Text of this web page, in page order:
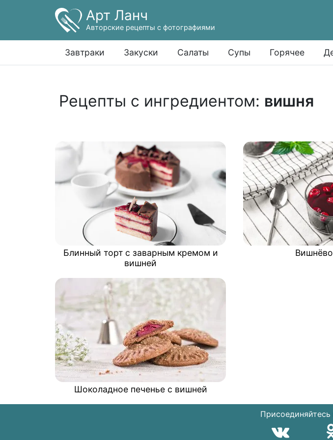
Арт Ланч
Авторские рецепты с фотографиями
Завтраки Закуски Салаты Супы Горячее
Рецепты с ингредиентом: вишня
Блинный торт с заварным кремом и
вишней
Шоколадное печенье с вишней